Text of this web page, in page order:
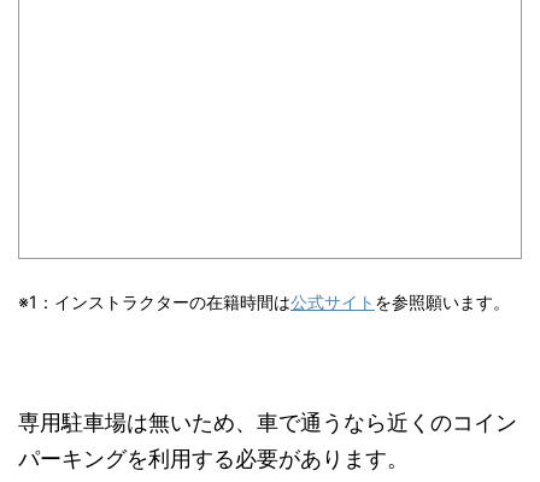
※1：インストラクターの在籍時間は公式サイト を参照願います。
専用駐車場は無いため、車で通うなら近くのコイン
パーキングを利用する必要があります。